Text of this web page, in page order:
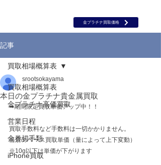
金プラチナ買取価格
記事
買取相場概算表
金プラチナ高価買取
営業日程
金券切手類
iPhone買取
買取相場概算表
本日の金プラチナ貴金属買取
srootsokayama
➡期間限定買取単価アップ中！！
買取手数料など手数料は一切かかりません。
当店のベース買取単価（量によって上下変動）
※10g以下は単価が下がります